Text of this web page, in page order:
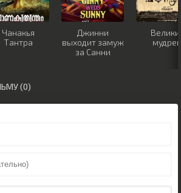
Чанакья
Тантра
Джинни
выходит замуж
за Санни
(0)